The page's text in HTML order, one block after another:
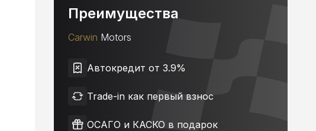
Преимущества
Carwin Motors
Автокредит от 3.9%
Trade-in как первый взнос
ОСАГО и КАСКО в подарок